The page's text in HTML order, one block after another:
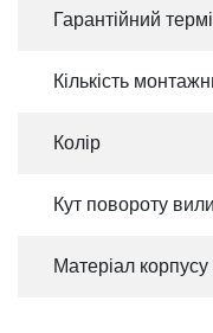
Гарантійний
Кількість
Колір
Кут повороту
Матеріал